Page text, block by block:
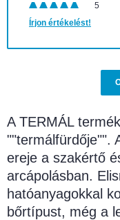
5
Írjon értékelést!
A TERMÁL
""termálfürdője"".
ereje a szakértő
arcápolásban.
hatóanyagokkal
bőrtípust, még a